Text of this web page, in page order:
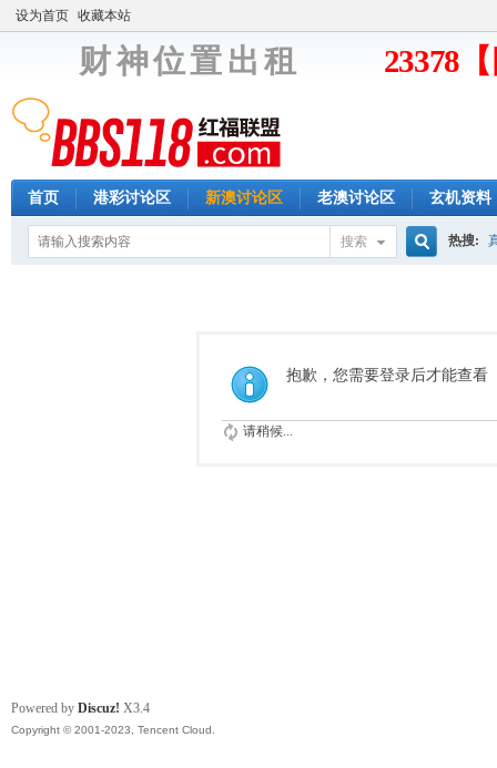
设为首页 收藏本站
财 神 位 置 出 租 23378
首页 港彩讨论区 新澳讨论区 老澳讨论区 玄机资料
搜索
索
热搜:
抱歉，您需要登录后才能查看
请稍候...
Powered by Discuz! X3.4
Copyright © 2001-2023, Tencent Cloud.